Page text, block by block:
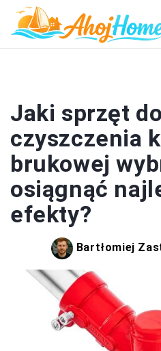
Jaki sprzęt do
czyszczenia
brukowej
osiągnąć
efekty?
Bartłomiej